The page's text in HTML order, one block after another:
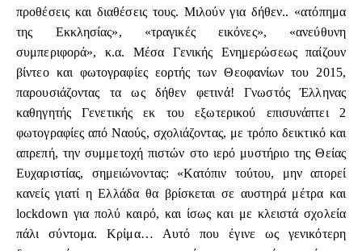
προθέσεις και διαθέσεις τους. Μιλούν για δήθεν.. «ατόπημα
της Εκκλησίας», «τραγικές εικόνες», «ανεύθυνη
συμπεριφορά», κ.α. Μέσα Γενικής Ενημερώσεως παίζουν
βίντεο και φωτογραφίες εορτής των Θεοφανίων του 2015,
παρουσιάζοντας τα ως δήθεν φετινά! Γνωστός Έλληνας
καθηγητής Γενετικής εκ του εξωτερικού επισυνάπτει 2
φωτογραφίες από Ναούς, σχολιάζοντας, με τρόπο δεικτικό και
απρεπή, την συμμετοχή πιστών στο ιερό μυστήριο της Θείας
Ευχαριστίας, σημειώνοντας: «Κατόπιν τούτου, μην απορεί
κανείς γιατί η Ελλάδα θα βρίσκεται σε αυστηρά μέτρα και
lockdown για πολύ καιρό, και ίσως και με κλειστά σχολεία
πάλι σύντομα. Κρίμα… Αυτό που έγινε ως γενικότερη